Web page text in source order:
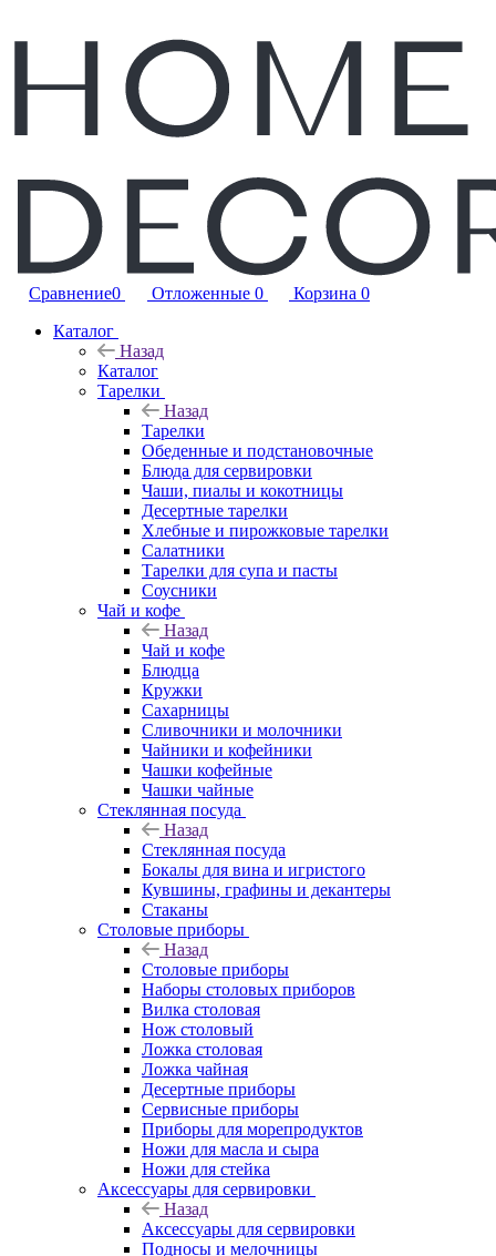
Сравнение0 Отложенные 0 Корзина 0
Каталог
Назад
Каталог
Тарелки
Назад
Тарелки
Обеденные и подстановочные
Блюда для сервировки
Чаши, пиалы и кокотницы
Десертные тарелки
Хлебные и пирожковые тарелки
Салатники
Тарелки для супа и пасты
Соусники
Чай и кофе
Назад
Чай и кофе
Блюдца
Кружки
Сахарницы
Сливочники и молочники
Чайники и кофейники
Чашки кофейные
Чашки чайные
Стеклянная посуда
Назад
Стеклянная посуда
Бокалы для вина и игристого
Кувшины, графины и декантеры
Стаканы
Столовые приборы
Назад
Столовые приборы
Наборы столовых приборов
Вилка столовая
Нож столовый
Ложка столовая
Ложка чайная
Десертные приборы
Сервисные приборы
Приборы для морепродуктов
Ножи для масла и сыра
Ножи для стейка
Аксессуары для сервировки
Назад
Аксессуары для сервировки
Подносы и мелочницы